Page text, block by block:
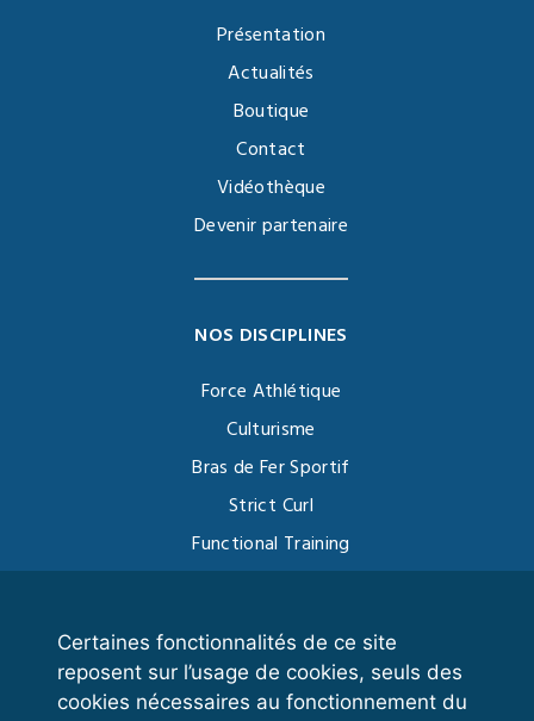
Certaines fonctionnalités de ce site
reposent sur l’usage de cookies, seuls des
cookies nécessaires au fonctionnement du
Présentation
Actualités
Boutique
Contact
Vidéothèque
Devenir partenaire
NOS DISCIPLINES
Force Athlétique
Culturisme
Bras de Fer Sportif
Strict Curl
Functional Training
VOS ESPACES